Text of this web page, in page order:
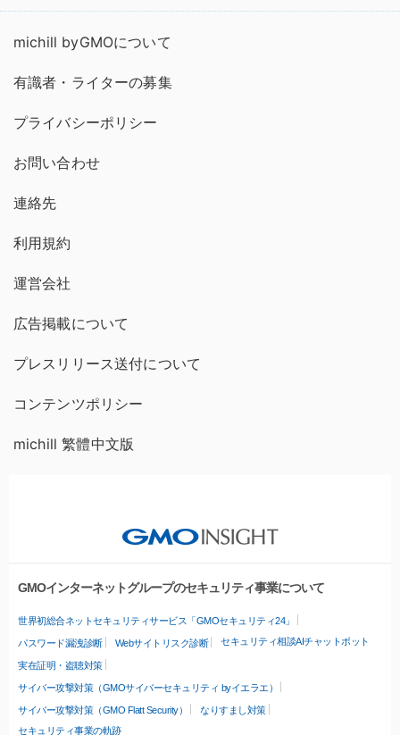
michill byGMOについて
有識者・ライターの募集
プライバシーポリシー
お問い合わせ
連絡先
利用規約
運営会社
広告掲載について
プレスリリース送付について
コンテンツポリシー
michill 繁體中文版
GMOインターネットグループのセキュリティ事業について
世界初総合ネットセキュリティサービス「GMOセキュリティ24」
パスワード漏洩診断 Webサイトリスク診断 セキュリティ相談AIチャットボット
実在証明・盗聴対策
サイバー攻撃対策（GMOサイバーセキュリティ byイエラエ）
サイバー攻撃対策（GMO Flatt Security）
なりすまし対策
セキュリティ事業の軌跡